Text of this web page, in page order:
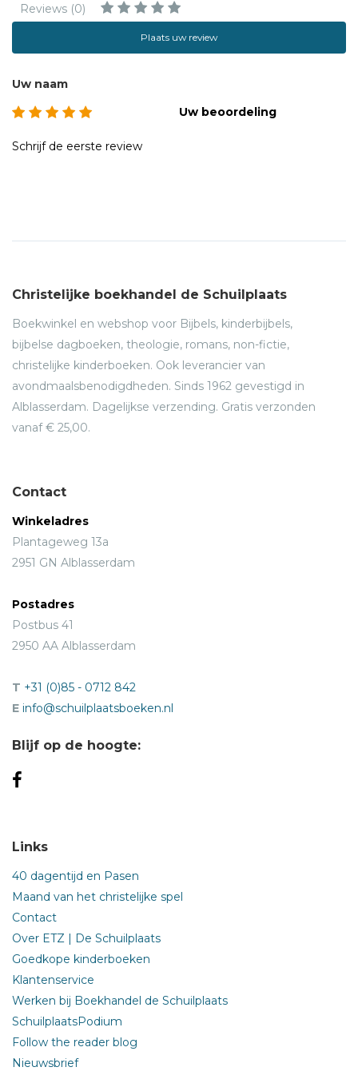
Reviews (0)
Plaats uw review
Uw naam
Uw beoordeling
Schrijf de eerste review
Christelijke boekhandel de Schuilplaats
Boekwinkel en webshop voor Bijbels, kinderbijbels,
bijbelse dagboeken, theologie, romans, non-fictie,
christelijke kinderboeken. Ook leverancier van
avondmaalsbenodigdheden. Sinds 1962 gevestigd in
Alblasserdam. Dagelijkse verzending. Gratis verzonden
vanaf € 25,00.
Contact
Winkeladres
Plantageweg 13a
2951 GN Alblasserdam
Postadres
Postbus 41
2950 AA Alblasserdam
T +31 (0)85 - 0712 842
E info@schuilplaatsboeken.nl
Blijf op de hoogte:
Links
40 dagentijd en Pasen
Maand van het christelijke spel
Contact
Over ETZ | De Schuilplaats
Goedkope kinderboeken
Klantenservice
Werken bij Boekhandel de Schuilplaats
SchuilplaatsPodium
Follow the reader blog
Nieuwsbrief